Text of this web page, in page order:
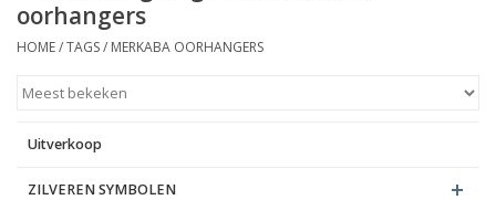
oorhangers
HOME/TAGS/ MERKABA OORHANGERS
Uitverkoop
ZILVEREN SYMBOLEN